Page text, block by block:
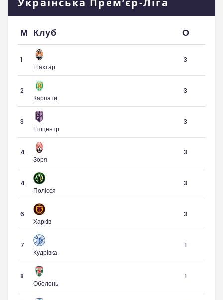
Українська Прем’єр-Ліга
М Клуб О
1
Шахтар
3
2
Карпати
3
3
Епіцентр
3
4
Зоря
3
4
Полісся
3
6
Харків
3
7
Кудрівка
1
8
Оболонь
1